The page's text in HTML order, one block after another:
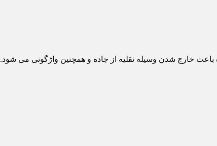
خارج شدن وسیله نقلیه از جاده و همچنین واژگونی می شود.